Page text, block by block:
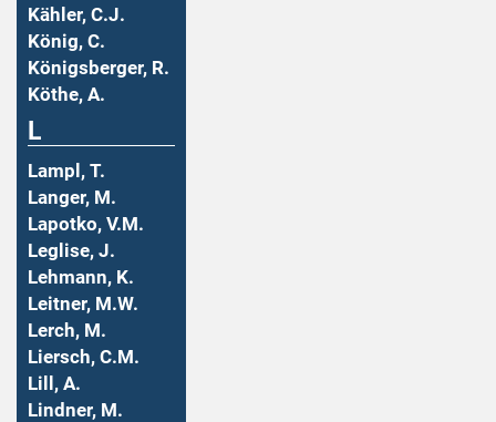
Kähler, C.J.
König, C.
Königsberger, R.
Köthe, A.
L
Lampl, T.
Langer, M.
Lapotko, V.M.
Leglise, J.
Lehmann, K.
Leitner, M.W.
Lerch, M.
Liersch, C.M.
Lill, A.
Lindner, M.